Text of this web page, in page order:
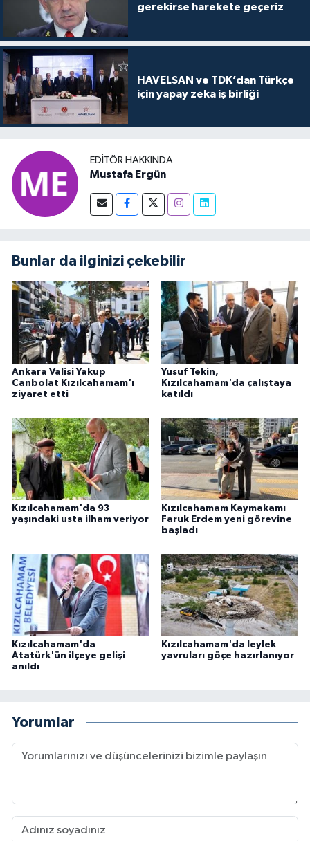
gerekirse harekete geçeriz
HAVELSAN ve TDK’dan Türkçe
için yapay zeka iş birliği
EDITÖR HAKKINDA
Mustafa Ergün
Bunlar da ilginizi çekebilir
Ankara Valisi Yakup
Canbolat Kızılcahamam'ı
ziyaret etti
Yusuf Tekin,
Kızılcahamam'da çalıştaya
katıldı
Kızılcahamam'da 93
yaşındaki usta ilham veriyor
Kızılcahamam Kaymakamı
Faruk Erdem yeni görevine
başladı
Kızılcahamam'da
Atatürk'ün ilçeye gelişi
anıldı
Kızılcahamam'da leylek
yavruları göçe hazırlanıyor
Yorumlar